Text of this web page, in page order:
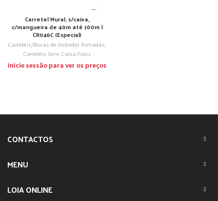
Carretel Mural, s/caixa,
c/mangueira de 40m até 100m |
CR046C (Especial)
Carretéis/Bocas de Incêndio Armadas,
Carretéis Sem Caixa Fixos
Inicie sessão para ver os preços
CONTACTOS
MENU
LOJA ONLINE